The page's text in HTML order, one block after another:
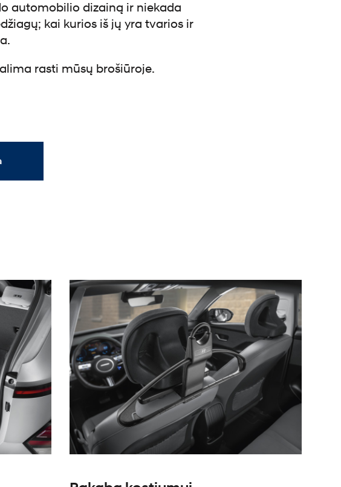
automobilio dizainą ir niekada
kai kurios iš jų yra tvarios ir
rasti mūsų brošiūroje.